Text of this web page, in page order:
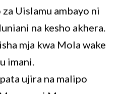
Uislamu ambayo ni
na kesho akhera.
mja kwa Mola wake
imani.
ujira na malipo